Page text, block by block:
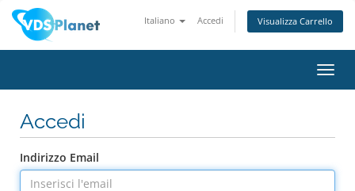
Italiano Accedi Visualizza Carrello
Attiva
Accedi
Indirizzo Email